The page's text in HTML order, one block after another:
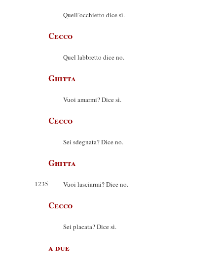
Quell’occhietto dice sì.
Cecco
Quel labbretto dice no.
Ghitta
Vuoi amarmi? Dice sì.
Cecco
Sei sdegnata? Dice no.
Ghitta
1235 Vuoi lasciarmi? Dice no.
Cecco
Sei placata? Dice sì.
a due